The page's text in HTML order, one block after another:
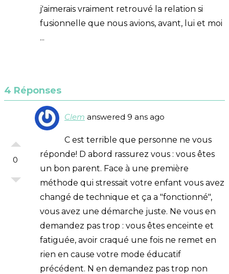
j'aimerais vraiment retrouvé la relation si
fusionnelle que nous avions, avant, lui et moi
...
4 Réponses
0
Clem answered 9 ans ago
C est terrible que personne ne vous
réponde! D abord rassurez vous : vous êtes
un bon parent. Face à une première
méthode qui stressait votre enfant vous avez
changé de technique et ça a "fonctionné",
vous avez une démarche juste. Ne vous en
demandez pas trop : vous êtes enceinte et
fatiguée, avoir craqué une fois ne remet en
rien en cause votre mode éducatif
précédent. N en demandez pas trop non